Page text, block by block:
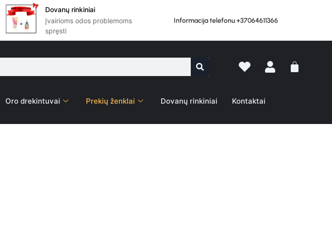
Dovanų rinkiniai
Įvairioms odos problemoms
spręsti
Informacija telefonu +37064611366
Oro drekintuvai Prekių ženklai Dovanų rinkiniai Kontaktai